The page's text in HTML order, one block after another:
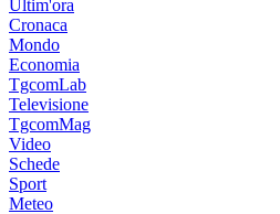
Ultim'ora
Cronaca
Mondo
Economia
TgcomLab
Televisione
TgcomMag
Video
Schede
Sport
Meteo